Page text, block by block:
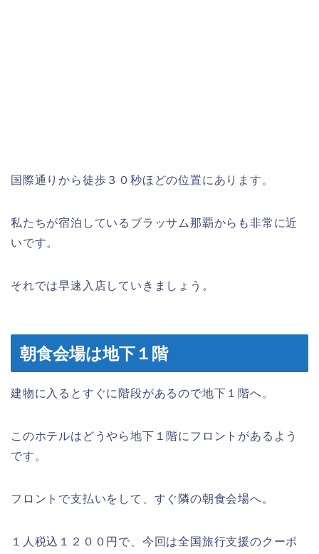
国際通りから徒歩３０秒ほどの位置にあります。
私たちが宿泊しているブラッサム那覇からも非常に近
いです。
それでは早速入店していきましょう。
朝食会場は地下１階
建物に入るとすぐに階段があるので地下１階へ。
このホテルはどうやら地下１階にフロントがあるよう
です。
フロントで支払いをして、すぐ隣の朝食会場へ。
１人税込１２００円で、今回は全国旅行支援のクーポ